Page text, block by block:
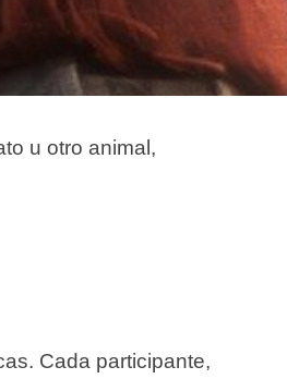
u otro animal,
Cada participante,